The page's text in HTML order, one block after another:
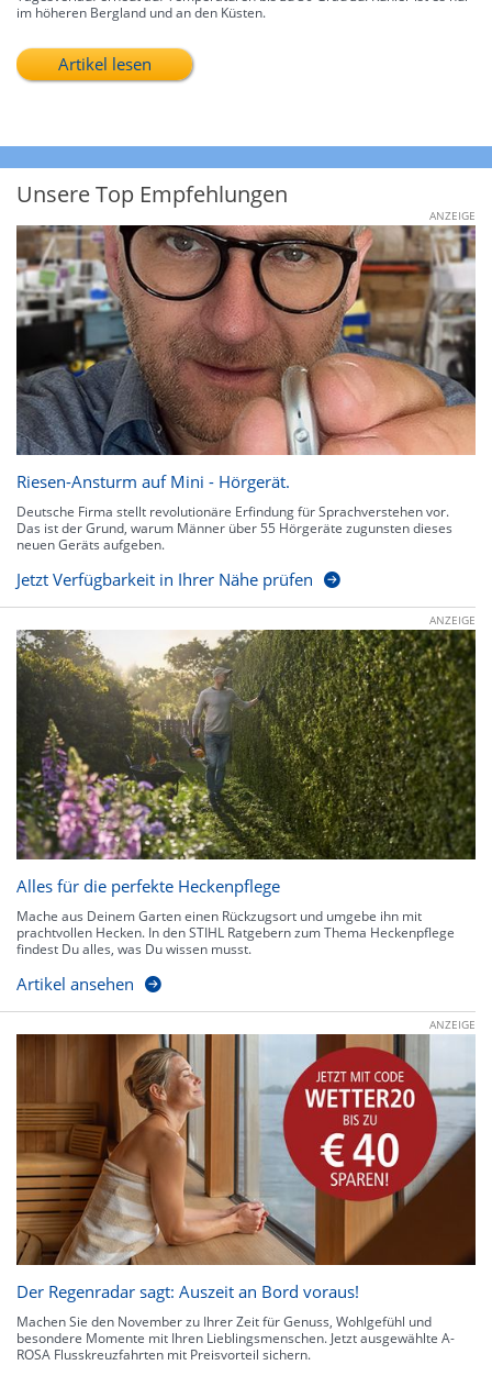
im höheren Bergland und an den Küsten.
Artikel lesen
Unsere Top Empfehlungen
ANZEIGE
Riesen-Ansturm auf Mini - Hörgerät.
Deutsche Firma stellt revolutionäre Erfindung für Sprachverstehen vor.
Das ist der Grund, warum Männer über 55 Hörgeräte zugunsten dieses
neuen Geräts aufgeben.
Jetzt Verfügbarkeit in Ihrer Nähe prüfen
ANZEIGE
Alles für die perfekte Heckenpflege
Mache aus Deinem Garten einen Rückzugsort und umgebe ihn mit
prachtvollen Hecken. In den STIHL Ratgebern zum Thema Heckenpflege
findest Du alles, was Du wissen musst.
Artikel ansehen
ANZEIGE
Der Regenradar sagt: Auszeit an Bord voraus!
Machen Sie den November zu Ihrer Zeit für Genuss, Wohlgefühl und
besondere Momente mit Ihren Lieblingsmenschen. Jetzt ausgewählte A-
ROSA Flusskreuzfahrten mit Preisvorteil sichern.